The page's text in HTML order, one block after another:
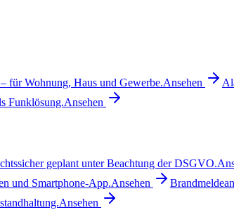
für Wohnung, Haus und Gewerbe.Ansehen
Funklösung.Ansehen
geplant unter Beachtung der DSGVO.
und Smartphone-App.Ansehen
Ansehen